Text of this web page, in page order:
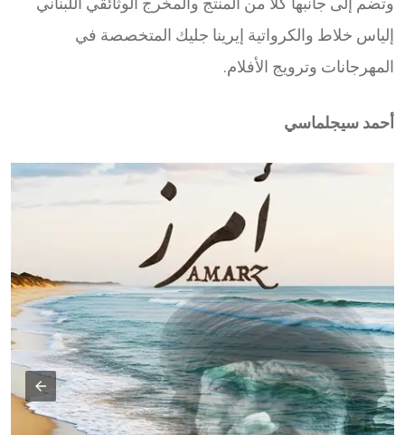
إلياس خلاط والكرواتية إيرينا جليك المتخصصة في
المهرجانات وترويج الأفلام.
أحمد سيجلماسي